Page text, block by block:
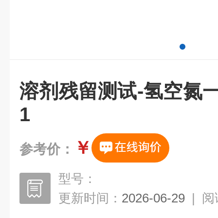
溶剂残留测试-氢空氮
1
参考价： ￥
型号：
更新时间： 2026-06-29 | 阅